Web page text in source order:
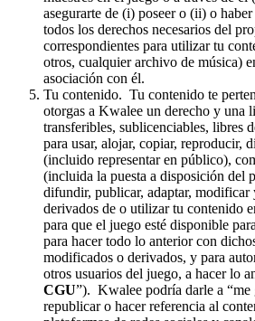
asegurarte de (i) poseer o (ii) o
todos los derechos necesarios del
correspondientes para utilizar tu
otros, cualquier archivo de música)
asociación con él.
Tu contenido. Tu contenido te
otorgas a Kwalee un derecho y una
transferibles, sublicenciables, libres
para usar, alojar, copiar, reproducir,
(incluido representar en público),
(incluida la puesta a disposición del
difundir, publicar, adaptar, modificar
derivados de o utilizar tu contenido
para que el juego esté disponible
para hacer todo lo anterior con
modificados o derivados, y para
otros usuarios del juego, a hacer lo
CGU”). Kwalee podría darle a “me
republicar o hacer referencia al